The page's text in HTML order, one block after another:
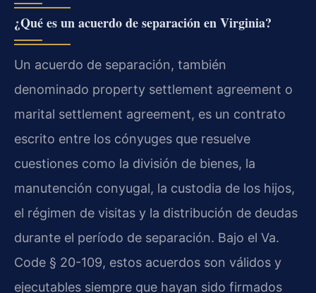
¿Qué es un acuerdo de separación en Virginia?
Un acuerdo de separación, también
denominado property settlement agreement o
marital settlement agreement, es un contrato
escrito entre los cónyuges que resuelve
cuestiones como la división de bienes, la
manutención conyugal, la custodia de los hijos,
el régimen de visitas y la distribución de deudas
durante el período de separación. Bajo el Va.
Code § 20-109, estos acuerdos son válidos y
ejecutables siempre que hayan sido firmados